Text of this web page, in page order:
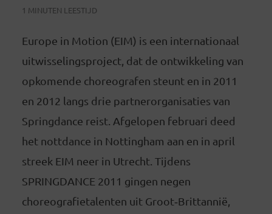
1 MINUTEN LEESTIJD
Europe in Motion (EIM) is een internationaal
uitwisselingsproject, dat de ontwikkeling van
opkomende choreografen steunt en in 2011
en 2012 langs drie partnerorganisaties van
Springdance reist. Afgelopen februari deed
het nottdance in Nottingham aan en in april
streek EIM neer in Utrecht. Tijdens
SPRINGDANCE 2011 gingen negen
choreografietalenten uit Groot‐Brittannië,